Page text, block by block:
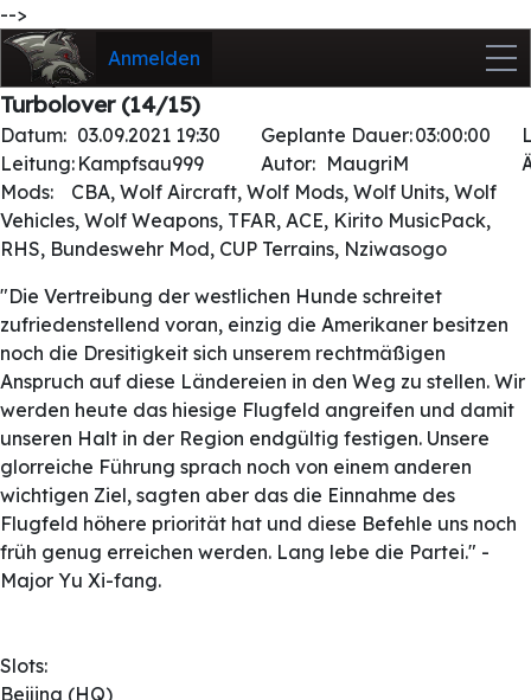
-->
Anmelden
Turbolover (14/15)
Datum: 03.09.2021 19:30 Geplante Dauer:03:00:00
Leitung: Kampfsau999 Autor: MaugriM
Mods:
CBA, Wolf Aircraft, Wolf Mods, Wolf Units, Wolf
Vehicles, Wolf Weapons, TFAR, ACE, Kirito MusicPack,
RHS, Bundeswehr Mod, CUP Terrains, Nziwasogo
"Die Vertreibung der westlichen Hunde schreitet
zufriedenstellend voran, einzig die Amerikaner besitzen
noch die Dresitigkeit sich unserem rechtmäßigen
Anspruch auf diese Ländereien in den Weg zu stellen. Wir
werden heute das hiesige Flugfeld angreifen und damit
unseren Halt in der Region endgültig festigen. Unsere
glorreiche Führung sprach noch von einem anderen
wichtigen Ziel, sagten aber das die Einnahme des
Flugfeld höhere priorität hat und diese Befehle uns noch
früh genug erreichen werden. Lang lebe die Partei." -
Major Yu Xi-fang.
Slots:
Beijing (HQ)